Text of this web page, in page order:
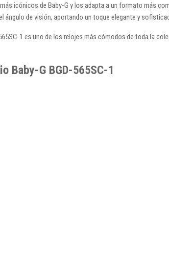
icónicos de Baby-G y los adapta a un formato más
ángulo de visión, aportando un toque elegante y
1 es uno de los relojes más cómodos de toda la
Baby-G BGD-565SC-1